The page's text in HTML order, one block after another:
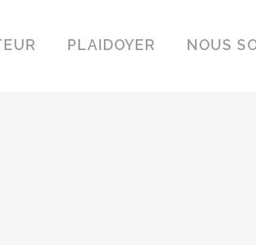
PLAIDOYER NOUS